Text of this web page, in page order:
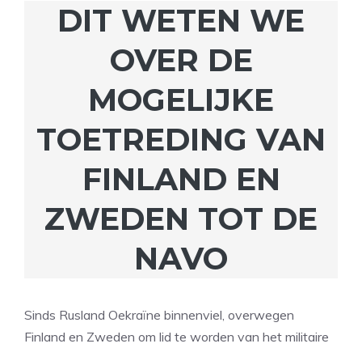
DIT WETEN WE
OVER DE
MOGELIJKE
TOETREDING VAN
FINLAND EN
ZWEDEN TOT DE
NAVO
Sinds Rusland Oekraïne binnenviel, overwegen
Finland en Zweden om lid te worden van het militaire